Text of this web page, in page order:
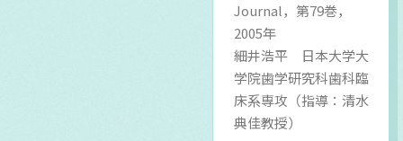
Journal，第79巻，
2005年
細井浩平 日本大学大
学院歯学研究科歯科臨
床系専攻（指導：清水
典佳教授）